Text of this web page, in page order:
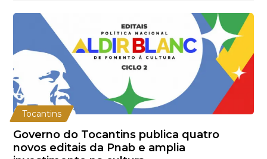
Tocantins
Governo do Tocantins publica quatro
novos editais da Pnab e amplia